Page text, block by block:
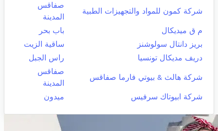
شركة كمون للمواد والتجهيزات الطبية
صفاقس
المدينة
م ق ميديكال
باب بحر
بريز دانتال سولوشنز
ساقية الزيت
دريف مديكال تونسيا
راس الجبل
شركة هالث & بيوتي فارما صفاقس
صفاقس
المدينة
شركة ابيوتاك سرفيس
ميدون